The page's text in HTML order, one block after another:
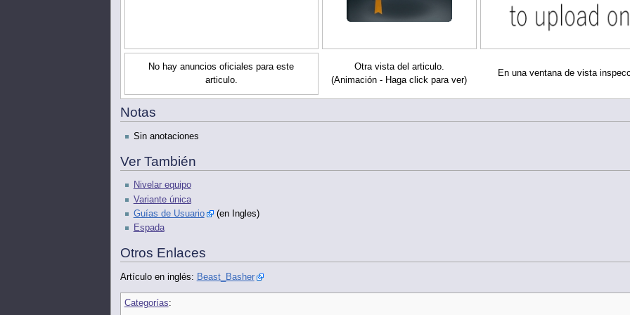
No hay anuncios oficiales para este
articulo.
Otra vista del articulo.
(Animación - Haga click para ver)
En una ventana de vista
Notas
Sin anotaciones
Ver También
Nivelar equipo
Variante única
Guías de Usuario
(en Ingles)
Espada
Otros Enlaces
Artículo en inglés: Beast_Basher
Categorías: